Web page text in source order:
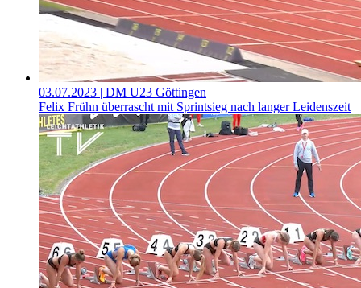
03.07.2023 | DM U23 Göttingen
Felix Frühn überrascht mit Sprintsieg nach langer Leidenszeit